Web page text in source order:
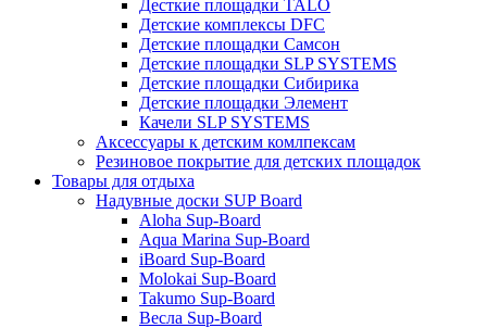
Десткие площадки TALO
Детские комплексы DFC
Детские площадки Самсон
Детские площадки SLP SYSTEMS
Детские площадки Сибирика
Детские площадки Элемент
Качели SLP SYSTEMS
Аксессуары к детским комлпексам
Резиновое покрытие для детских площадок
Товары для отдыха
Надувные доски SUP Board
Aloha Sup-Board
Aqua Marina Sup-Board
iBoard Sup-Board
Molokai Sup-Board
Takumo Sup-Board
Весла Sup-Board